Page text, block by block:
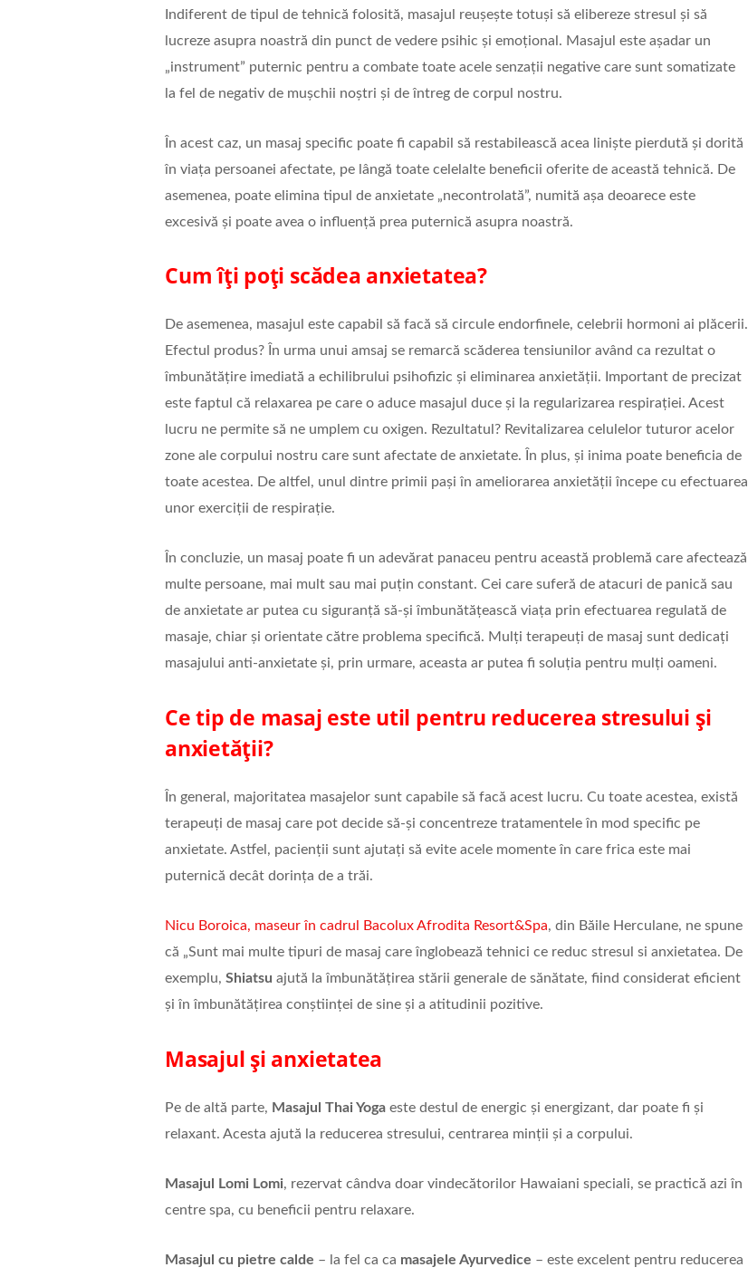
Indiferent de tipul de tehnică folosită, masajul reușește totuși să elibereze stresul și să
lucreze asupra noastră din punct de vedere psihic și emoțional. Masajul este așadar un
„instrument” puternic pentru a combate toate acele senzații negative care sunt somatizate
la fel de negativ de mușchii noștri și de întreg de corpul nostru.
În acest caz, un masaj specific poate fi capabil să restabilească acea liniște pierdută și dorită
în viața persoanei afectate, pe lângă toate celelalte beneficii oferite de această tehnică. De
asemenea, poate elimina tipul de anxietate „necontrolată”, numită așa deoarece este
excesivă și poate avea o influență prea puternică asupra noastră.
Cum îți poți scădea anxietatea?
De asemenea, masajul este capabil să facă să circule endorfinele, celebrii hormoni ai plăcerii.
Efectul produs? În urma unui amsaj se remarcă scăderea tensiunilor având ca rezultat o
îmbunătățire imediată a echilibrului psihofizic și eliminarea anxietății. Important de precizat
este faptul că relaxarea pe care o aduce masajul duce și la regularizarea respirației. Acest
lucru ne permite să ne umplem cu oxigen. Rezultatul? Revitalizarea celulelor tuturor acelor
zone ale corpului nostru care sunt afectate de anxietate. În plus, și inima poate beneficia de
toate acestea. De altfel, unul dintre primii pași în ameliorarea anxietății începe cu efectuarea
unor exerciții de respirație.
În concluzie, un masaj poate fi un adevărat panaceu pentru această problemă care afectează
multe persoane, mai mult sau mai puțin constant. Cei care suferă de atacuri de panică sau
de anxietate ar putea cu siguranță să-și îmbunătățească viața prin efectuarea regulată de
masaje, chiar și orientate către problema specifică. Mulți terapeuți de masaj sunt dedicați
masajului anti-anxietate și, prin urmare, aceasta ar putea fi soluția pentru mulți oameni.
Ce tip de masaj este util pentru reducerea stresului și
anxietății?
În general, majoritatea masajelor sunt capabile să facă acest lucru. Cu toate acestea, există
terapeuți de masaj care pot decide să-și concentreze tratamentele în mod specific pe
anxietate. Astfel, pacienții sunt ajutați să evite acele momente în care frica este mai
puternică decât dorința de a trăi.
Nicu Boroica, maseur în cadrul Bacolux Afrodita Resort&Spa, din Băile Herculane, ne spune
că „Sunt mai multe tipuri de masaj care înglobează tehnici ce reduc stresul si anxietatea. De
exemplu, Shiatsu ajută la îmbunătățirea stării generale de sănătate, fiind considerat eficient
și în îmbunătățirea conștiinței de sine și a atitudinii pozitive.
Masajul și anxietatea
Pe de altă parte, Masajul Thai Yogaeste destul de energic și energizant, dar poate fi și
relaxant. Acesta ajută la reducerea stresului, centrarea minții și a corpului.
Masajul Lomi Lomi, rezervat cândva doar vindecătorilor Hawaiani speciali, se practică azi în
centre spa, cu beneficii pentru relaxare.
Masajul cu pietre calde – la fel ca ca masajele Ayurvedice – este excelent pentru reducerea